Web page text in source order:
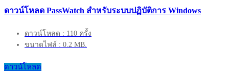
ดาวน์โหลด PassWatch สำหรับระบบปฏิบัติการ Windows
ดาวน์โหลด : 110 ครั้ง
ขนาดไฟล์ : 0.2 MB.
ดาวน์โหลด